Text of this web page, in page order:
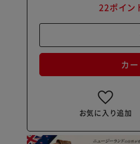
22ポイン
カ
お気に入り追加